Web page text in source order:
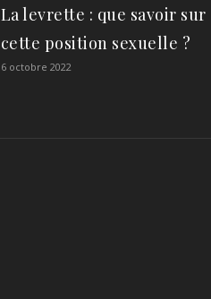
La levrette : que savoir sur
cette position sexuelle ?
6 octobre 2022